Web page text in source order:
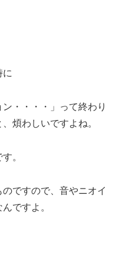
に
・・・・」って終わり
煩わしいですよね。
。
ですので、音やニオイ
ですよ。